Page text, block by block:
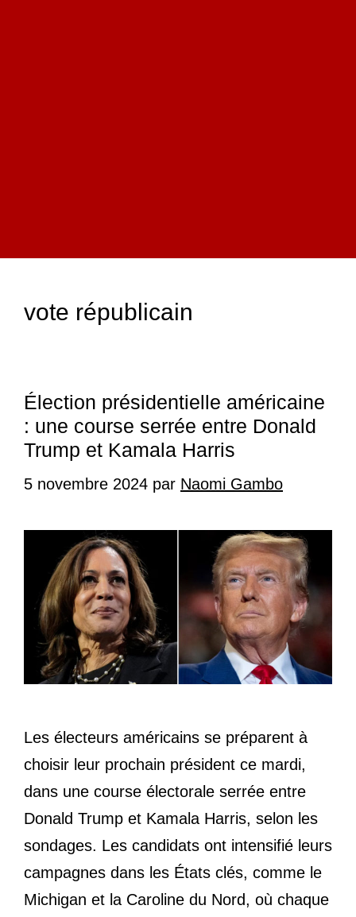
vote républicain
Élection présidentielle américaine
: une course serrée entre Donald
Trump et Kamala Harris
5 novembre 2024 par Naomi Gambo
Les électeurs américains se préparent à
choisir leur prochain président ce mardi,
dans une course électorale serrée entre
Donald Trump et Kamala Harris, selon les
sondages. Les candidats ont intensifié leurs
campagnes dans les États clés, comme le
Michigan et la Caroline du Nord, où chaque